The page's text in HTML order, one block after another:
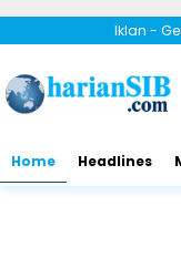
Iklan -
Home Headlines